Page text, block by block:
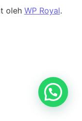
oleh WP Royal.